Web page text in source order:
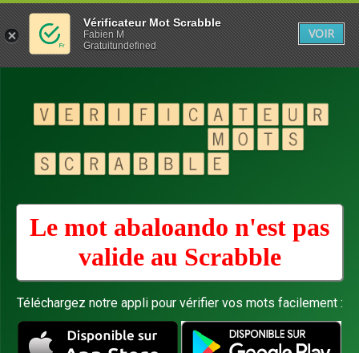
Le mot abaloando n'est pas
valide au Scrabble
Téléchargez notre appli pour vérifier vos mots facilement :
Vérificateur Mot Scrabble
Fabien M
Gratuitundefined
VOIR